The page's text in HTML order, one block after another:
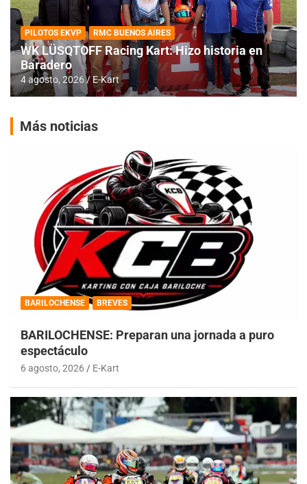
PILOTOS EKVP RMC BUENOS AIRES
WK LÜSQTOFF Racing Kart: Hizo historia en
Baradero
4 agosto, 2026 E-Kart
Más noticias
BARILOCHENSE BREVES
BARILOCHENSE: Preparan una jornada a puro
espectáculo
6 agosto, 2026 E-Kart